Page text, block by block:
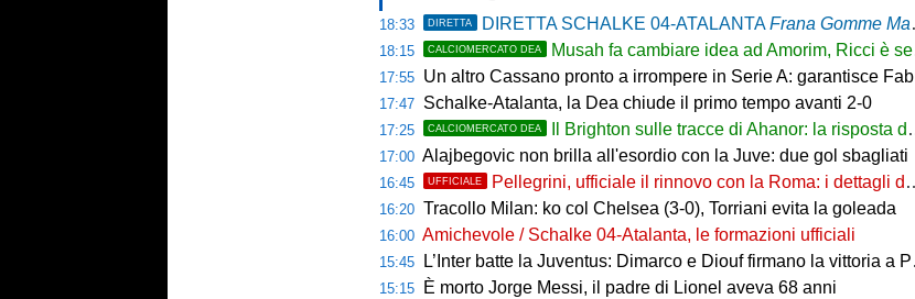
18:33 DIRETTA DIRETTA SCHALKE 04-ATALANTAFrana Gomme Madone
18:15 CALCIOMERCATO DEA Musah fa cambiare idea ad Amorim, Ricci è sempre in partenza
17:55 Un altro Cassano pronto a irrompere in Serie A: garantisce Fabregas
17:47 Schalke-Atalanta, la Dea chiude il primo tempo avanti 2-0
17:25 CALCIOMERCATO DEA Il Brighton sulle tracce di Ahanor: la risposta dell'Atalanta
17:00 Alajbegovic non brilla all'esordio con la Juve: due gol sbagliati
16:45 UFFICIALE Pellegrini, ufficiale il rinnovo con la Roma: i dettagli del contratto
16:20 Tracollo Milan: ko col Chelsea (3-0), Torriani evita la goleada
16:00 Amichevole / Schalke 04-Atalanta, le formazioni ufficiali
15:45 L’Inter batte la Juventus: Dimarco e Diouf firmano la vittoria a Perth
15:15 È morto Jorge Messi, il padre di Lionel aveva 68 anni